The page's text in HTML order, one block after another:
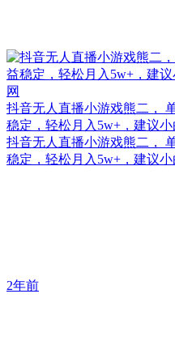
抖音无人直播小游戏熊二，
稳定，轻松月入5w+，建议
抖音无人直播小游戏熊二，
稳定，轻松月入5w+，建议
2年前